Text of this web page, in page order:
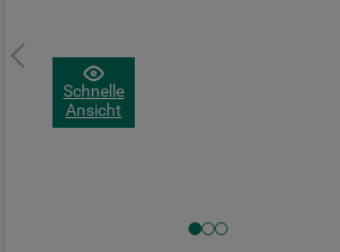
Schnelle
Ansicht